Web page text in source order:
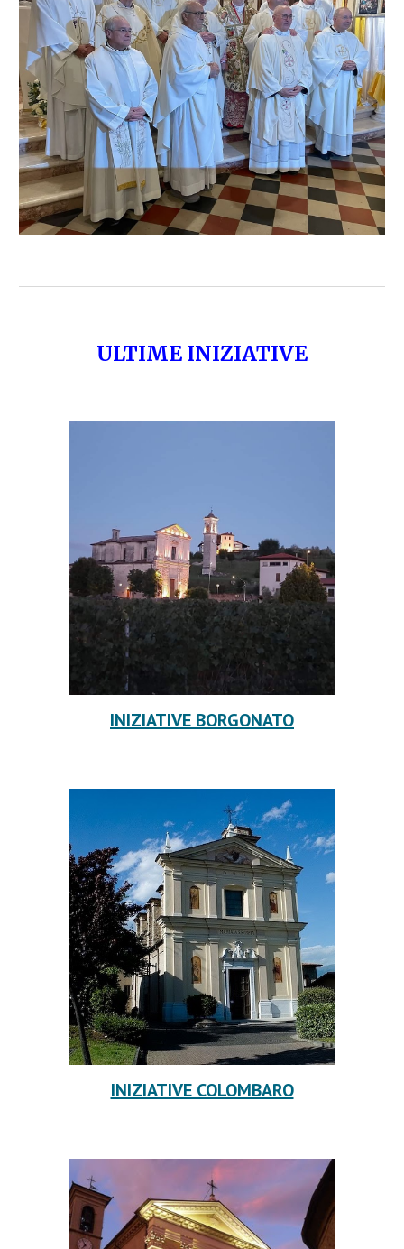
ULTIME INIZIATIVE
INIZIATIVE BORGONATO
INIZIATIVE COLOMBARO